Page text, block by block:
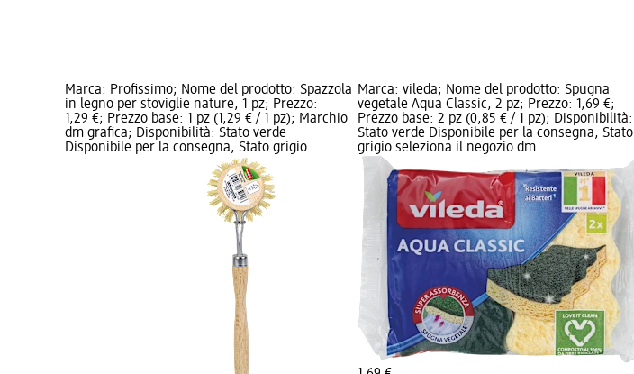
Marca: Profissimo; Nome del prodotto: Spazzola
in legno per stoviglie nature, 1 pz; Prezzo:
1,29 €; Prezzo base: 1 pz (1,29 € / 1 pz); Marchio
dm grafica; Disponibilità: Stato verde
Disponibile per la consegna, Stato grigio
Marca: vileda; Nome del prodotto: Spugna
vegetale Aqua Classic, 2 pz; Prezzo: 1,69 €;
Prezzo base: 2 pz (0,85 € / 1 pz); Disponibilità:
Stato verde Disponibile per la consegna, Stato
grigio seleziona il negozio dm